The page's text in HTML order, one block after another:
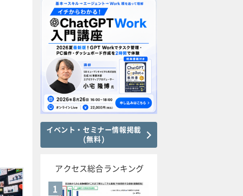
イベント・セミナー情報掲載
(無料)
アクセス総合ランキング
1